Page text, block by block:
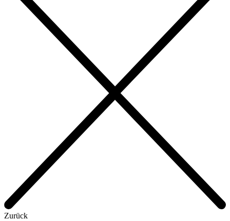
Zurück